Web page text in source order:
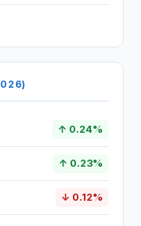
↑ 0.24%
↑ 0.23%
↓ 0.12%